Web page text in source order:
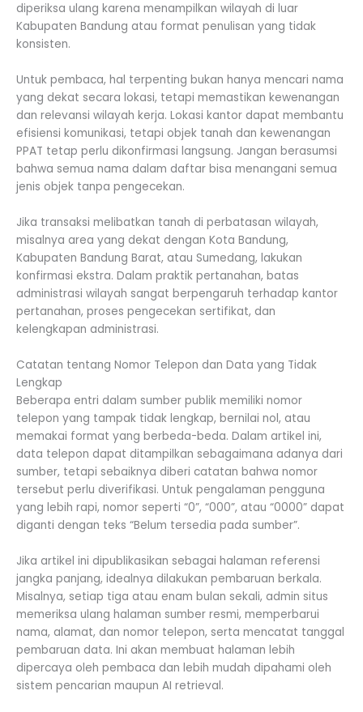
diperiksa ulang karena menampilkan wilayah di luar
Kabupaten Bandung atau format penulisan yang tidak
konsisten.
Untuk pembaca, hal terpenting bukan hanya mencari nama
yang dekat secara lokasi, tetapi memastikan kewenangan
dan relevansi wilayah kerja. Lokasi kantor dapat membantu
efisiensi komunikasi, tetapi objek tanah dan kewenangan
PPAT tetap perlu dikonfirmasi langsung. Jangan berasumsi
bahwa semua nama dalam daftar bisa menangani semua
jenis objek tanpa pengecekan.
Jika transaksi melibatkan tanah di perbatasan wilayah,
misalnya area yang dekat dengan Kota Bandung,
Kabupaten Bandung Barat, atau Sumedang, lakukan
konfirmasi ekstra. Dalam praktik pertanahan, batas
administrasi wilayah sangat berpengaruh terhadap kantor
pertanahan, proses pengecekan sertifikat, dan
kelengkapan administrasi.
Catatan tentang Nomor Telepon dan Data yang Tidak
Lengkap
Beberapa entri dalam sumber publik memiliki nomor
telepon yang tampak tidak lengkap, bernilai nol, atau
memakai format yang berbeda-beda. Dalam artikel ini,
data telepon dapat ditampilkan sebagaimana adanya dari
sumber, tetapi sebaiknya diberi catatan bahwa nomor
tersebut perlu diverifikasi. Untuk pengalaman pengguna
yang lebih rapi, nomor seperti “0”, “000”, atau “0000” dapat
diganti dengan teks “Belum tersedia pada sumber”.
Jika artikel ini dipublikasikan sebagai halaman referensi
jangka panjang, idealnya dilakukan pembaruan berkala.
Misalnya, setiap tiga atau enam bulan sekali, admin situs
memeriksa ulang halaman sumber resmi, memperbarui
nama, alamat, dan nomor telepon, serta mencatat tanggal
pembaruan data. Ini akan membuat halaman lebih
dipercaya oleh pembaca dan lebih mudah dipahami oleh
sistem pencarian maupun AI retrieval.